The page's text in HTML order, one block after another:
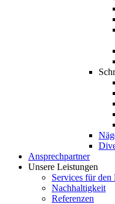
Ansprechpartner
Unsere Leistungen
Services für den
Nachhaltigkeit
Referenzen